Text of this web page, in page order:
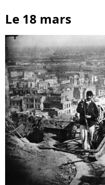
Le 18 mars